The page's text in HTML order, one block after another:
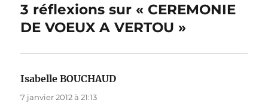
3 réflexions sur « CEREMONIE
DE VOEUX A VERTOU »
Isabelle BOUCHAUD
7 janvier 2012 à 21:13